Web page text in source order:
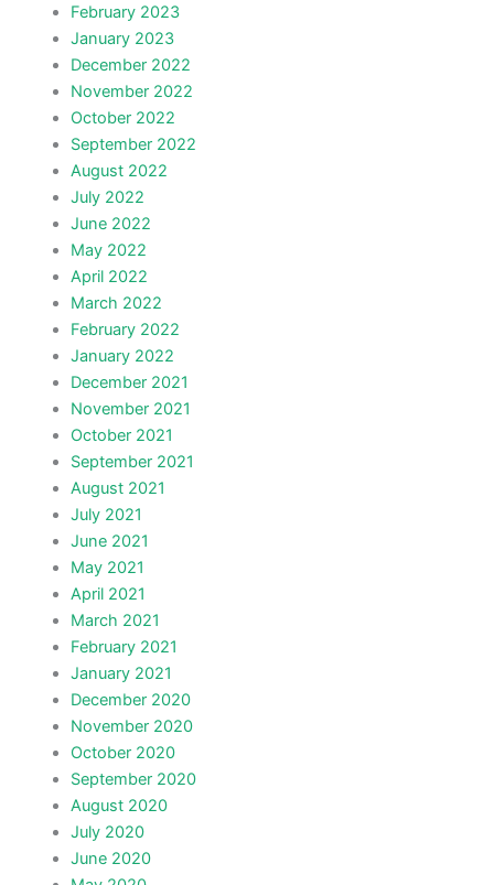
February 2023
January 2023
December 2022
November 2022
October 2022
September 2022
August 2022
July 2022
June 2022
May 2022
April 2022
March 2022
February 2022
January 2022
December 2021
November 2021
October 2021
September 2021
August 2021
July 2021
June 2021
May 2021
April 2021
March 2021
February 2021
January 2021
December 2020
November 2020
October 2020
September 2020
August 2020
July 2020
June 2020